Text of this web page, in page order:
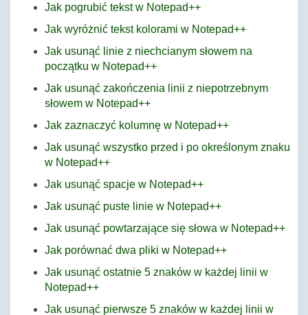
Jak pogrubić tekst w Notepad++
Jak wyróżnić tekst kolorami w Notepad++
Jak usunąć linie z niechcianym słowem na
początku w Notepad++
Jak usunąć zakończenia linii z niepotrzebnym
słowem w Notepad++
Jak zaznaczyć kolumnę w Notepad++
Jak usunąć wszystko przed i po określonym znaku
w Notepad++
Jak usunąć spacje w Notepad++
Jak usunąć puste linie w Notepad++
Jak usunąć powtarzające się słowa w Notepad++
Jak porównać dwa pliki w Notepad++
Jak usunąć ostatnie 5 znaków w każdej linii w
Notepad++
Jak usunąć pierwsze 5 znaków w każdej linii w